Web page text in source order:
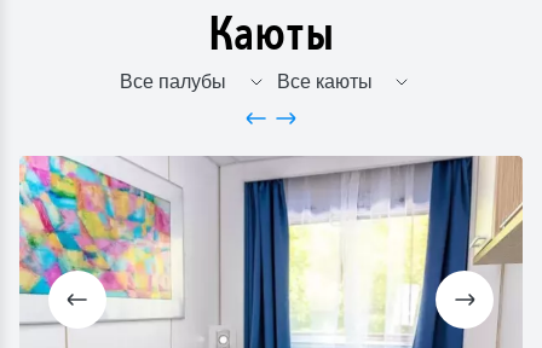
Каюты